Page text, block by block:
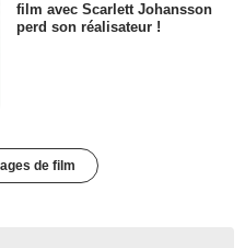
film avec Scarlett Johansson
perd son réalisateur !
de film